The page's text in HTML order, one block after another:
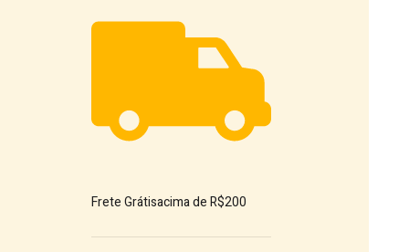
Frete Grátisacima de R$200